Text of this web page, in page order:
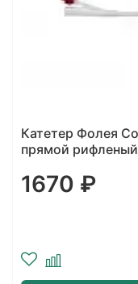
Катетер Фолея
прямой рифленый
1670 ₽